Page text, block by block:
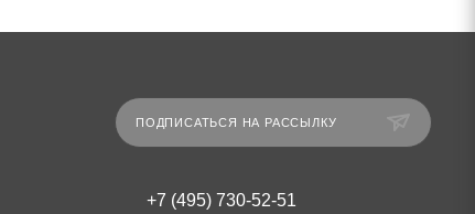
ПОДПИСАТЬСЯ НА РАССЫЛКУ
+7 (495) 730-52-51